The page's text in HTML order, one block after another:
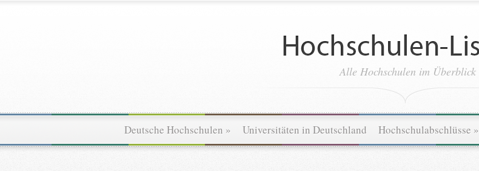
Alle Hochschulen im Überblick
Deutsche Hochschulen » Universitäten in Deutschland Hochschulabschlüsse »